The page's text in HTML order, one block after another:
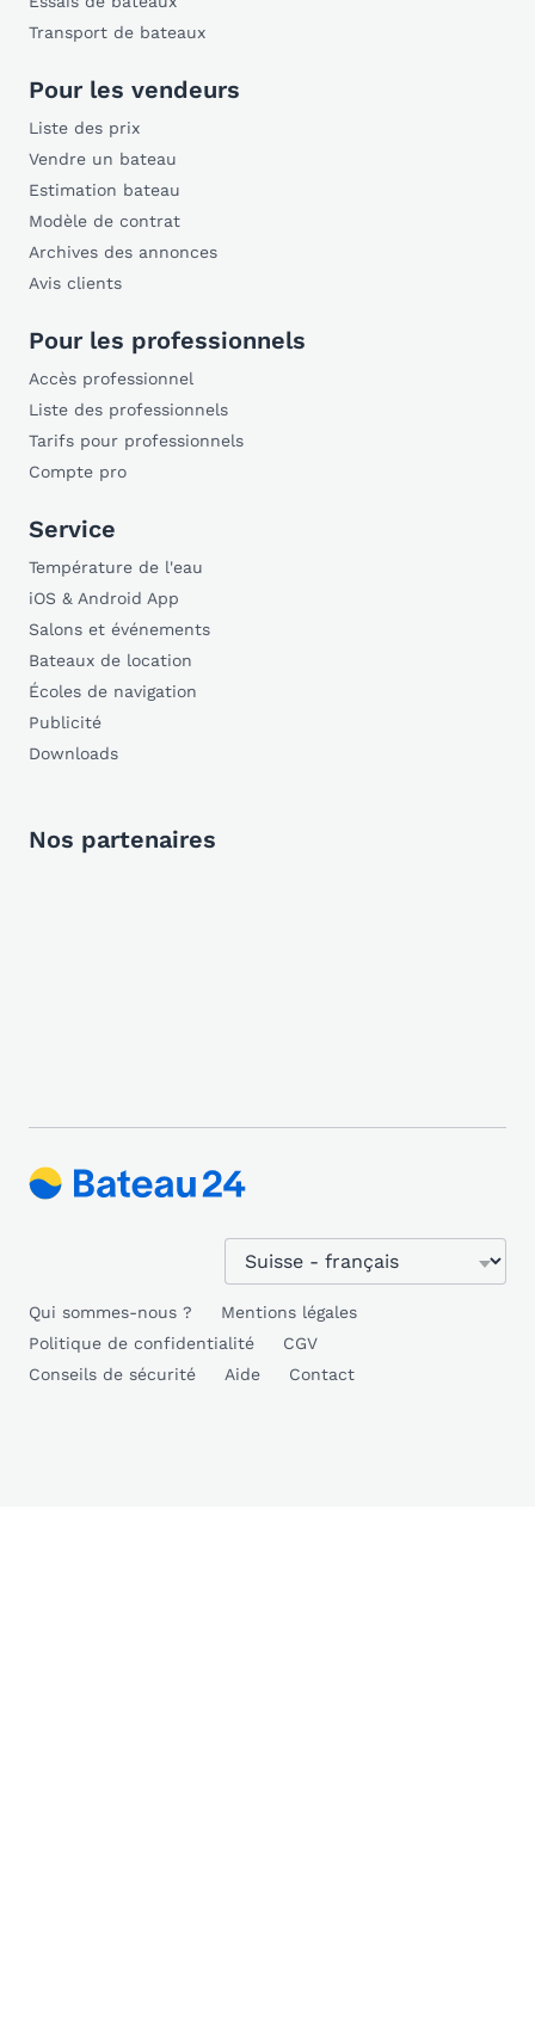
Transport de bateaux
Pour les vendeurs
Liste des prix
Vendre un bateau
Estimation bateau
Modèle de contrat
Archives des annonces
Avis clients
Pour les professionnels
Accès professionnel
Liste des professionnels
Tarifs pour professionnels
Compte pro
Service
Température de l'eau
iOS & Android App
Salons et événements
Bateaux de location
Écoles de navigation
Publicité
Downloads
Nos partenaires
Qui sommes-nous ?
Mentions légales
Politique de confidentialité
CGV
Conseils de sécurité
Aide Contact